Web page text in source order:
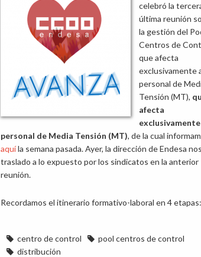
celebró la
última reunión
la gestión del
Centros de
que afecta
exclusivamente
personal de
Tensión (MT),
afecta
personal de Media Tensión (MT), de la cual
aquíla semana pasada. Ayer, la dirección de Endesa
traslado a lo expuesto por los sindicatos en la anterior
reunión.
Recordamos el itinerario formativo-laboral en 4 etapas:
centro de control
pool centros de control
distribución